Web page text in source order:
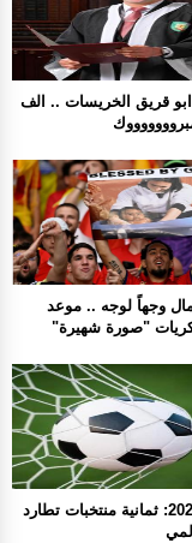
ابو قريق الخريسات .. الف
وجهاً لوجه .. موعد
"صورة شهيرة"
مونديال 2026: ثمانية منتخبات تطارد